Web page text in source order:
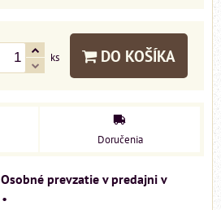
ks DO KOŠÍKA
Doručenia
Osobné prevzatie v predajni v
•